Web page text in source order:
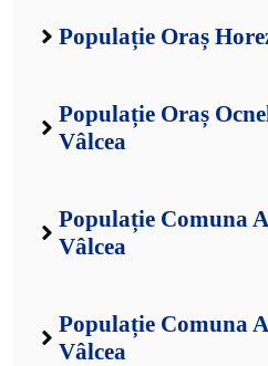
Populație Oraș
Populație Oraș
Vâlcea
Populație Comuna
Vâlcea
Populație Comuna
Vâlcea